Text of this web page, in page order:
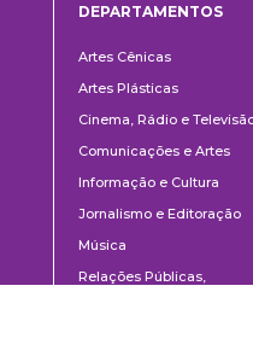
DEPARTAMENTOS
Artes Cênicas
Artes Plásticas
Cinema, Rádio e
Comunicações e Artes
Informação e Cultura
Jornalismo e Editoração
Música
Relações Públicas,